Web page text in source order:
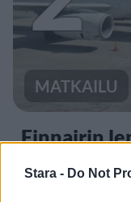
Stara - Do Not
MATKAILU
Finnairin